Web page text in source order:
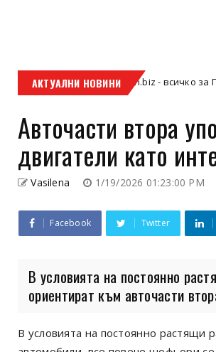
АКТУАЛНИ НОВИНИ
Pirin Pirin.biz - всичко за Пирин,
Авточасти втора
двигатели като
Vasilena 1/19/2026 01:23:00 PM
Facebook Twitter
В условията на постоянно
ориентират към авточасти
В условията на постоянно растящи